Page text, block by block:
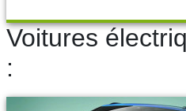
Voitures
: